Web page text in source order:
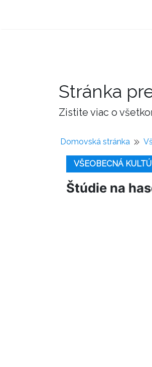
Stránka
Zistite viac o
Domovská stránka
VŠEOBECNÁ
Štúdie na